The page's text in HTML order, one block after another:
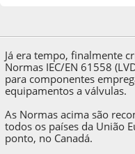
Já era tempo, finalmente
Normas IEC/EN 61558
para componentes
equipamentos a válvulas.
As Normas acima são
todos os países da União
ponto, no Canadá.